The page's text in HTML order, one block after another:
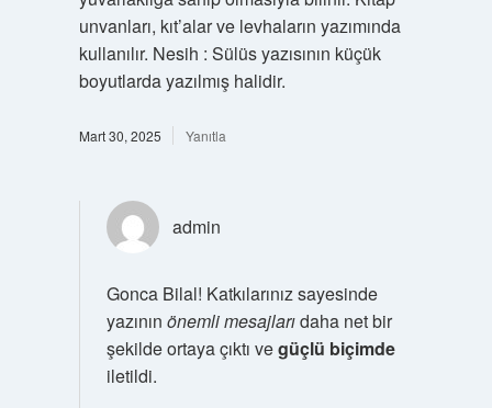
unvanları, kıt’alar ve levhaların yazımında
kullanılır. Nesih : Sülüs yazısının küçük
boyutlarda yazılmış halidir.
Mart 30, 2025 Yanıtla
admin
Gonca Bilal! Katkılarınız sayesinde
yazının önemli mesajlarıdaha net bir
şekilde ortaya çıktı vegüçlü biçimde
iletildi.